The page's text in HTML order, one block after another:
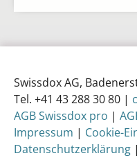
Swissdox AG,
Tel. +41 43 288 30 80 |
AGB Swissdox pro |
Impressum | Cookie-
Datenschutzerklärung